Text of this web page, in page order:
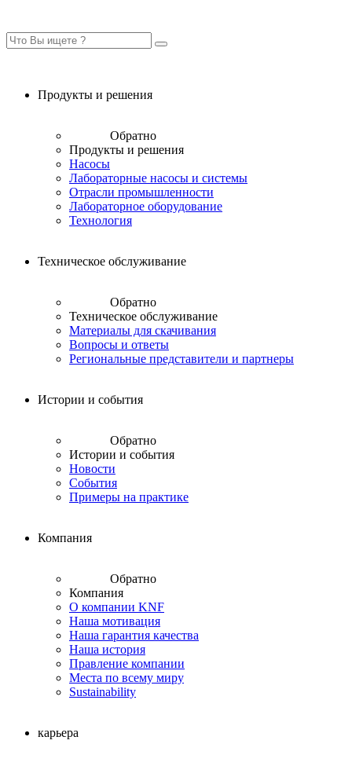
Продукты и решения
Обратно
Продукты и решения
Насосы
Лабораторные насосы и системы
Отрасли промышленности
Лабораторное оборудование
Технология
Техническое обслуживание
Обратно
Техническое обслуживание
Материалы для скачивания
Вопросы и ответы
Региональные представители и партнеры
Истории и события
Обратно
Истории и события
Новости
События
Примеры на практике
Компания
Обратно
Компания
О компании KNF
Наша мотивация
Наша гарантия качества
Наша история
Правление компании
Места по всему миру
Sustainability
карьера